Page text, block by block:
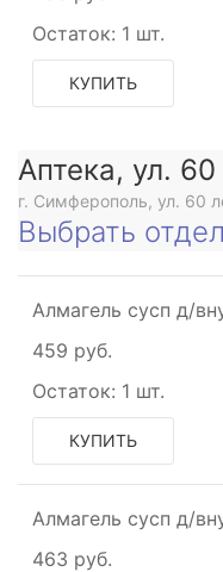
Остаток: 1 шт.
КУПИТЬ
Аптека, ул.
г. Симферополь, ул. 60
Выбрать
Алмагель сусп д/
459 руб.
Остаток: 1 шт.
КУПИТЬ
Алмагель сусп д/
463 руб.